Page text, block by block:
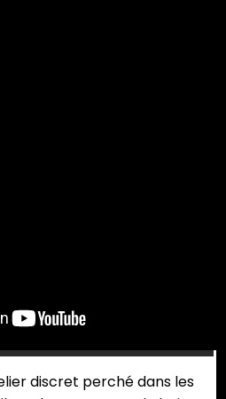
discret perché dans les